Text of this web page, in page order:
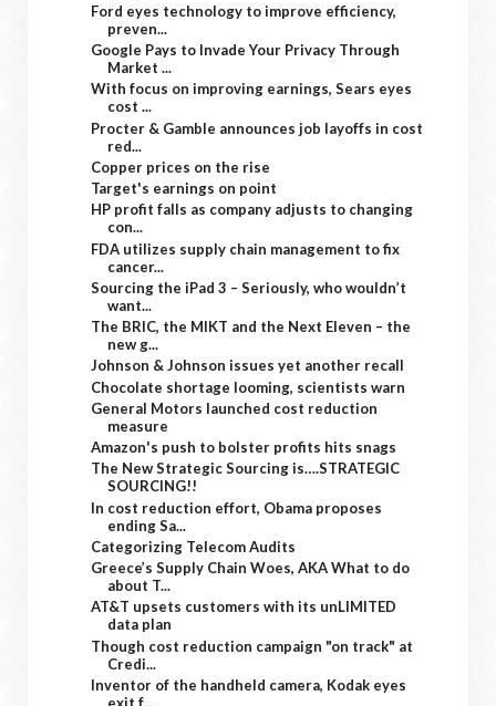
Ford eyes technology to improve efficiency,
preven...
Google Pays to Invade Your Privacy Through
Market ...
With focus on improving earnings, Sears eyes
cost ...
Procter & Gamble announces job layoffs in cost
red...
Copper prices on the rise
Target's earnings on point
HP profit falls as company adjusts to changing
con...
FDA utilizes supply chain management to fix
cancer...
Sourcing the iPad 3 – Seriously, who wouldn’t
want...
The BRIC, the MIKT and the Next Eleven – the
new g...
Johnson & Johnson issues yet another recall
Chocolate shortage looming, scientists warn
General Motors launched cost reduction
measure
Amazon's push to bolster profits hits snags
The New Strategic Sourcing is….STRATEGIC
SOURCING!!
In cost reduction effort, Obama proposes
ending Sa...
Categorizing Telecom Audits
Greece’s Supply Chain Woes, AKA What to do
about T...
AT&T upsets customers with its unLIMITED
data plan
Though cost reduction campaign "on track" at
Credi...
Inventor of the handheld camera, Kodak eyes
exit f...